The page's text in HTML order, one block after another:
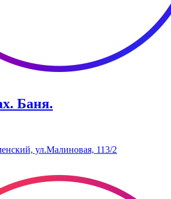
Баня.
ул.Малиновая, 113/2